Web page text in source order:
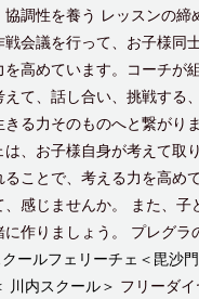
協調性を養う レッスンの締
会議を行って、お子様同
を高めています。コーチが
えて、話し合い、挑戦する
る力そのものへと繋がり
は、お子様自身が考えて取
ることで、考える力を高め
、感じませんか。 また、子
に作りましょう。 プレグラ
ールフェリーチェ＜毘沙
川内スクール＞ フリーダイ